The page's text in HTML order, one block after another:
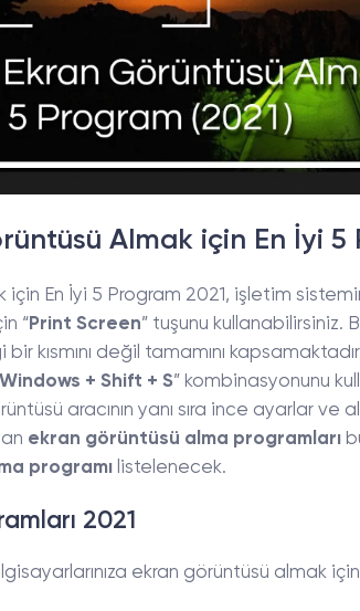
Almak için En İyi 5
için En İyi 5 Program 2021, işletim
“Print Screen” tuşunu kullanabilirsiniz.
kısmını değil tamamını
+ Shift + S” kombinasyonunu
aracının yanı sıra ince ayarlar ve
ekran görüntüsü alma programları
programı listelenecek.
2021
ekran görüntüsü almak